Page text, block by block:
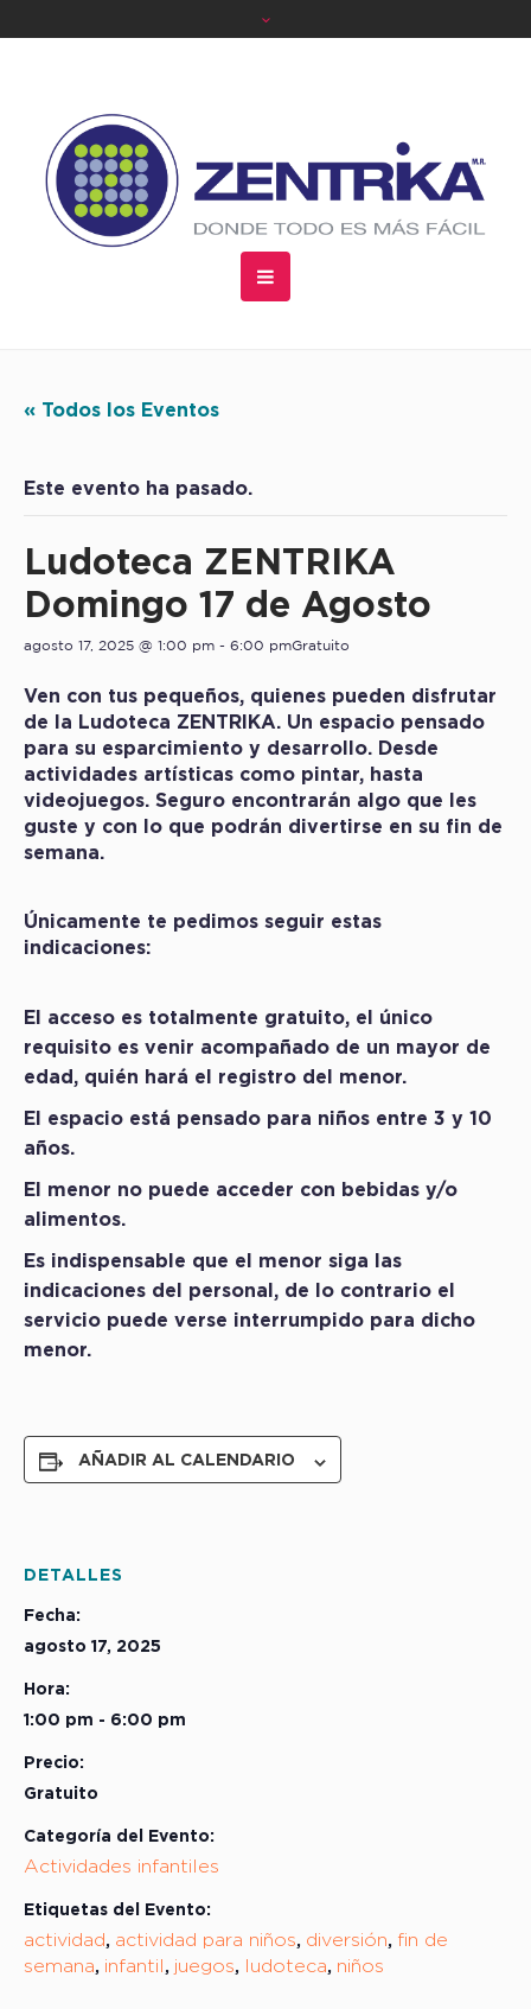
« Todos los Eventos
Este evento ha pasado.
Ludoteca ZENTRIKA
Domingo 17 de Agosto
agosto 17, 2025 @ 1:00 pm - 6:00 pmGratuito
Ven con tus pequeños, quienes pueden disfrutar
de la Ludoteca ZENTRIKA. Un espacio pensado
para su esparcimiento y desarrollo. Desde
actividades artísticas como pintar, hasta
videojuegos. Seguro encontrarán algo que les
guste y con lo que podrán divertirse en su fin de
semana.
Únicamente te pedimos seguir estas
indicaciones:
El acceso es totalmente gratuito, el único
requisito es venir acompañado de un mayor de
edad, quién hará el registro del menor.
El espacio está pensado para niños entre 3 y 10
años.
El menor no puede acceder con bebidas y/o
alimentos.
Es indispensable que el menor siga las
indicaciones del personal, de lo contrario el
servicio puede verse interrumpido para dicho
menor.
AÑADIR AL CALENDARIO
DETALLES
Fecha:
agosto 17, 2025
Hora:
1:00 pm - 6:00 pm
Precio:
Gratuito
Categoría del Evento:
Actividades infantiles
Etiquetas del Evento:
actividad, actividad para niños, diversión, fin de
semana, infantil , juegos, ludoteca, niños